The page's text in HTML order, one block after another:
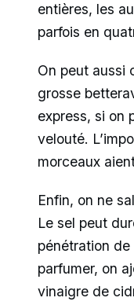
entières, les
parfois en
On peut aussi
grosse
express, si on
velouté.
morceaux
Enfin, on ne
Le sel peut
pénétration
parfumer, on
vinaigre de